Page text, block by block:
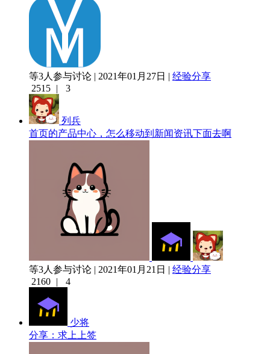
等3人参与讨论 | 2021年01月27日 | 经验分享
2515 | 3
列兵
首页的产品中心，怎么移动到新闻资讯下面去啊
等3人参与讨论 | 2021年01月21日 | 经验分享
2160 | 4
少将
分享：求上上签